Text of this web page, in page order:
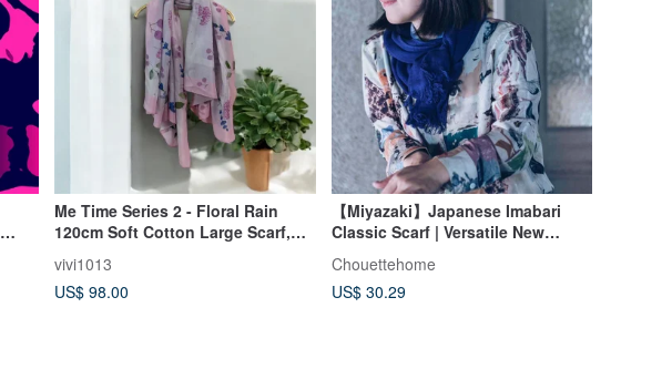
Me Time Series 2 - Floral Rain
120cm Soft Cotton Large Scarf,
vivi1013
US$ 98.00
【Miyazaki】Japanese Imabari
Classic Scarf | Versatile New
Colors | Japanese Elegance |
Textured Items
Chouettehome
US$ 30.29